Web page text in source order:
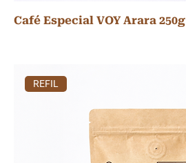
Café Especial VOY Arara 250g
REFIL